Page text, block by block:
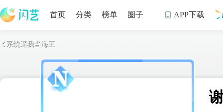
首页 分类 榜单 圈子  APP下载
 系统逼我当海王